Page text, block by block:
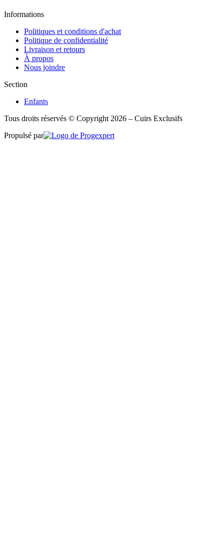
Informations
Politiques et conditions d'achat
Politique de confidentialité
Livraison et retours
À propos
Nous joindre
Section
Enfants
Tous droits réservés © Copyright 2026 – Cuirs Exclusifs
Propulsé par